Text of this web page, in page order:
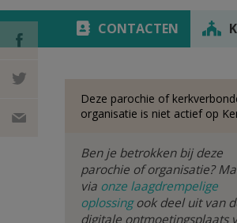
CONTACTEN
DEEL OP
FACEBOOK
DEEL OP
Deze parochie of
organisatie is niet actief op
Ben je betrokken bij deze
parochie of organisatie?
via onze laagdrempelige
oplossingook deel uit van
digitale ontmoetingsplaats